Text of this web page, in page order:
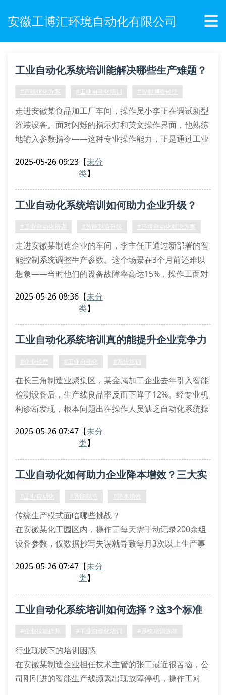
安徽工博汇环境自动化有限公司 ☰
工业自动化系统培训能解决哪些生产难题？
#产线优化方案 #工业自动化培训 #智能制造转型
走进安徽某食品加工厂车间，操作员小李正在调试新型
灌装设备。面对闪烁的指示灯和英文操作界面，他熟练
地输入参数指令——这种专业操作能力，正是通过工业
生产现场的三大典型困境
故障响应迟缓：自动化产线突发停机平均影响产能3.2
小时
系统化培训带来的
2025-05-26 09:23 【未分
类】
工业自动化系统培训如何助力企业升级？
#工业自动化培训 #智能制造升级 #环境自动化解决方案
走进安徽某制造企业的车间，李主任正通过新部署的智
能控制系统调整生产参数。这个场景在3个月前还难以
想象——当时他们的设备故障率高达15%，操作工面对
专题培训，现在我们团队不仅能熟练操作设备，还能自
在推进智能制造的浪潮中，许多企业都面临着相似的困
境：
现
2025-05-26 08:36 【未分
类】
工业自动化系统培训真的能提升企业竞争力
吗？
#企业转型 #工业自动化 #系统培训
在长三角制造业聚集区，某金属加工企业去年引入智能
检测设备后，生产线良品率反而下降了12%。经专业机
构诊断发现，根本问题出在操作人员缺乏自动化系统操
痛点——硬件升级容易，人才技能衔接困难。
plc控制系统改造时，遭遇过设备闲置问题。某汽车零
部件供应商的工业机器人调试经历颇具代
2025-05-26 07:47 【未分
类】
工业自动化如何助力企业降本增效？三大实
战案例解析
#工业自动化 #智能制造 #降本增效
传统生产模式面临哪些挑战？
在安徽某化工园区内，操作工每天需手动记录200余组
设备参数，仅数据抄写失误就导致每月3次以上生产事
升、设备能耗过高、品控波动大等问题，正倒逼企业寻
化赋能的典型范例。
自动化系统的核心价值矩阵
2025-05-26 07:47 【未分
类】
工业自动化系统培训如何选择？这3个标准
帮你避开坑
#企业技能提升 #工业自动化培训 #系统培训选择
行业现状下的培训困惑
在安徽某制造企业担任技术主管的张工最近很苦恼，公
司刚引进的智能生产线频繁出现故障停机，操作工对